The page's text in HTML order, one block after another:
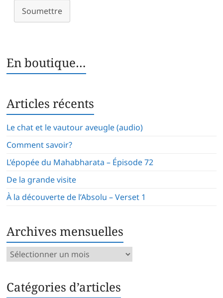
Soumettre
En boutique…
Articles récents
Le chat et le vautour aveugle (audio)
Comment savoir?
L’épopée du Mahabharata – Épisode 72
De la grande visite
À la découverte de l’Absolu – Verset 1
Archives mensuelles
Archives
Catégories d’articles